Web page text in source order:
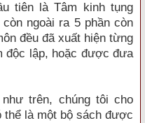
tiên là Tâm kinh tụng
ngoài ra 5 phần còn
đều đã xuất hiện từng
độc lập, hoặc được đưa
trên, chúng tôi cho
thể là một bộ sách được